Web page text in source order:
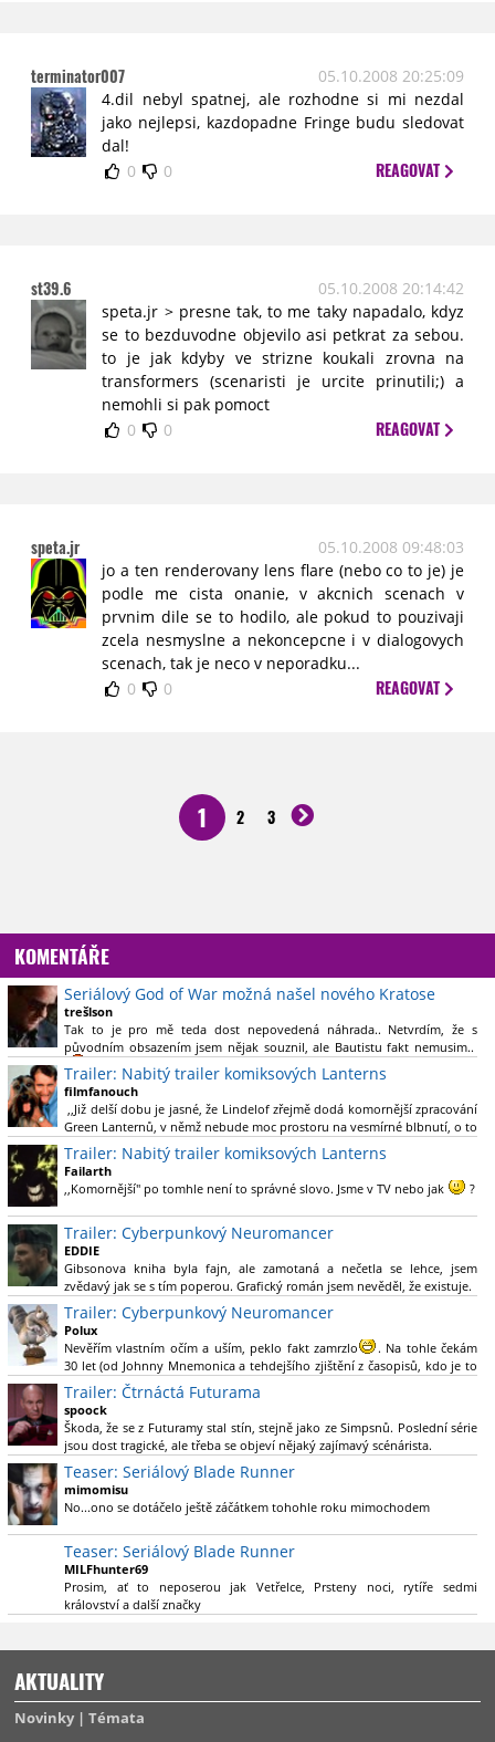
terminator007
05.10.2008 20:25:09
4.dil nebyl spatnej, ale rozhodne si mi nezdal
jako nejlepsi, kazdopadne Fringe budu sledovat
dal!
0
0 REAGOVAT
st39.6
05.10.2008 20:14:42
speta.jr > presne tak, to me taky napadalo, kdyz
se to bezduvodne objevilo asi petkrat za sebou.
to je jak kdyby ve strizne koukali zrovna na
transformers (scenaristi je urcite prinutili;) a
nemohli si pak pomoct
0
0 REAGOVAT
speta.jr
05.10.2008 09:48:03
jo a ten renderovany lens flare (nebo co to je) je
podle me cista onanie, v akcnich scenach v
prvnim dile se to hodilo, ale pokud to pouzivaji
zcela nesmyslne a nekoncepcne i v dialogovych
scenach, tak je neco v neporadku...
0
0 REAGOVAT
1 2 3
KOMENTÁŘE
Seriálový God of War možná našel nového Kratose
trešlson
Tak to je pro mě teda dost nepovedená náhrada.. Netvrdím, že s
původním obsazením jsem nějak souznil, ale Bautistu fakt nemusim..
Trailer: Nabitý trailer komiksových Lanterns
filmfanouch
,,Již delší dobu je jasné, že Lindelof zřejmě dodá komornější zpracování
Green Lanternů, v němž nebude moc prostoru na vesmírné blbnutí, o to
více se ovšem bude moci nová adaptace odprostit třeba od filmového
Green Lanterna s Ryanem Reynoldsem.´´ Co je na tom
nesrozumitelného?
Trailer: Nabitý trailer komiksových Lanterns
Failarth
,,Komornější" po tomhle není to správné slovo. Jsme v TV nebo jak
?
Nebál bych se říct, že to vypadá skvěle jak po stránce kvantity materiálu,
tak i formou.
Výběr Ulricha Tomsena pro mě velké překvapení a velmi zajímavá volba
bravo.
Chandler je lepší a lepší s každou novou scénou.
Komiksy to mají ted´těžké, paradoxně tomu škodí to všechno kolem
(DC nebo MCU to je buřt) , ale nezasloužilo by si to zářez jen kvůli tomu.
Držím tomu palce.
Trailer: Cyberpunkový Neuromancer
EDDIE
Gibsonova kniha byla fajn, ale zamotaná a nečetla se lehce, jsem
zvědavý jak se s tím poperou. Grafický román jsem nevěděl, že existuje.
Trailer: Cyberpunkový Neuromancer
Polux
Nevěřím vlastním očím a uším, peklo fakt zamrzlo
. Na tohle čekám
30 let (od Johnny Mnemonica a tehdejšího zjištění z časopisů, kdo je to
Gibson a co je jeho debutová kniha zač), přičemž 25 let (od Matrixu,
který pojem cyberpunk dostal do povědomí i obyčejného diváka a
nikoliv fanouška žánru) marně doufám, že si po řadě "duchovních
nástupců", kteří přišli poté (Ghost In The Shell, Alita: Battle Angel,
Altered Carbon, Blade Runner 2049, Cyberpunk 2077, atd.), někdo
konečně vzpomene i na bibli cyberpunku, se kterou to všechno začalo.
Teď už nezbývá nic jiného než se tiše modlit a doufat, že to bude stát za
to
. Plus kudos za sázku na seriál a nikoliv film, snad tvůrci tu
Trailer: Čtrnáctá Futurama
spoock
Škoda, že se z Futuramy stal stín, stejně jako ze Simpsnů. Poslední série
jsou dost tragické, ale třeba se objeví nějaký zajímavý scénárista.
Nedávno začala vycházet nová řada Ricka a Mortyho a já z úžasem zjistil,
že se na to dá opět koukat.
Teaser: Seriálový Blade Runner
mimomisu
No...ono se dotáčelo ještě záčátkem tohohle roku mimochodem
Teaser: Seriálový Blade Runner
MILFhunter69
Prosim, ať to neposerou jak Vetřelce, Prsteny noci, rytíře sedmi
království a další značky
AKTUALITY
Novinky Témata